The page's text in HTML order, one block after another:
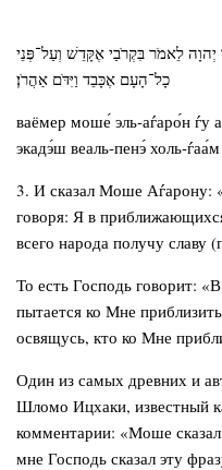
לֵאמֹר בִּקְרֹבַי אֶקָּדֵשׁ וְעַל־פְּנֵי
כָל־הָעָם אֶכָּבֵד וַיִּדֹּם אַהֲרֹן׃
ваёмер моше́ эль-аѓаро́н ѓу
экадэ́ш веаль-пенэ́ холь-
3. И сказал Моше Аѓарону:
говоря: Я в
всего народа получу славу
То есть Господь говорит:
пытается ко Мне
освящусь, кто ко Мне
Один из самых древних и
Шломо Ицхаки, известный
комментарии: «Моше
мне Господь сказал эту